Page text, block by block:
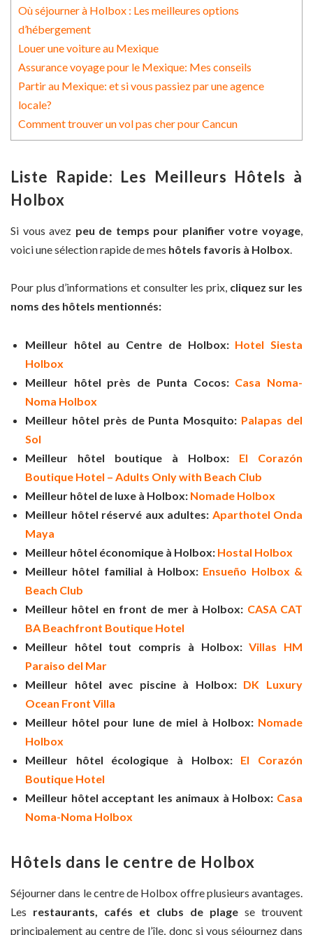
Où séjourner à Holbox : Les meilleures options
d’hébergement
Louer une voiture au Mexique
Assurance voyage pour le Mexique: Mes conseils
Partir au Mexique: et si vous passiez par une agence
locale?
Comment trouver un vol pas cher pour Cancun
Liste Rapide: Les Meilleurs Hôtels à
Holbox
Si vous avez peu de temps pour planifier votre voyage
voici une sélection rapide de mes hôtels favoris à Holbox
Pour plus d’informations et consulter les prix, cliquez sur les
noms des hôtels mentionnés:
Meilleur hôtel au Centre de Holbox: Hotel Siesta
Holbox
Meilleur hôtel près de Punta Cocos: Casa Noma-
Noma Holbox
Meilleur hôtel près de Punta Mosquito: Palapas del
Sol
Meilleur hôtel boutique à Holbox: El Corazón
Boutique Hotel – Adults Only with Beach Club
Meilleur hôtel de luxe à Holbox: Nomade Holbox
Meilleur hôtel réservé aux adultes: Aparthotel Onda
Maya
Meilleur hôtel économique à Holbox: Hostal Holbox
Meilleur hôtel familial à Holbox: Ensueño Holbox &
Beach Club
Meilleur hôtel en front de mer à Holbox: CASA CAT
BA Beachfront Boutique Hotel
Meilleur hôtel tout compris à Holbox:Villas HM
Paraiso del Mar
Meilleur hôtel avec piscine à Holbox: DK Luxury
Ocean Front Villa
Meilleur hôtel pour lune de miel à Holbox: Nomade
Holbox
Meilleur hôtel écologique à Holbox: El Corazón
Boutique Hotel
Meilleur hôtel acceptant les animaux à Holbox: Casa
Noma-Noma Holbox
Hôtels dans le centre de Holbox
Séjourner dans le centre de Holbox offre plusieurs avantages.
Les restaurants, cafés et clubs de plage se trouvent
principalement au centre de l’île, donc si vous séjournez dans